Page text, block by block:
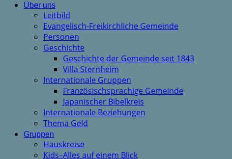
Über uns
Leitbild
Evangelisch-Freikirchliche Gemeinde
Personen
Geschichte
Geschichte der Gemeinde seit 1843
Villa Sternheim
Internationale Gruppen
Französischsprachige Gemeinde
Japanischer Bibelkreis
Internationale Beziehungen
Thema Geld
Gruppen
Hauskreise
Kids–Alles auf einem Blick